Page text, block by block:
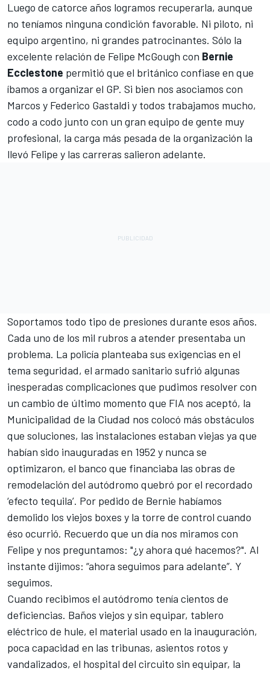
Luego de catorce años logramos recuperarla, aunque
no teníamos ninguna condición favorable. Ni piloto, ni
equipo argentino, ni grandes patrocinantes. Sólo la
excelente relación de Felipe McGough con Bernie
Ecclestone permitió que el británico confiase en que
íbamos a organizar el GP. Si bien nos asociamos con
Marcos y Federico Gastaldi y todos trabajamos mucho,
codo a codo junto con un gran equipo de gente muy
profesional, la carga más pesada de la organización la
llevó Felipe y las carreras salieron adelante.
Soportamos todo tipo de presiones durante esos años.
Cada uno de los mil rubros a atender presentaba un
problema. La policía planteaba sus exigencias en el
tema seguridad, el armado sanitario sufrió algunas
inesperadas complicaciones que pudimos resolver con
un cambio de último momento que FIA nos aceptó, la
Municipalidad de la Ciudad nos colocó más obstáculos
que soluciones, las instalaciones estaban viejas ya que
habían sido inauguradas en 1952 y nunca se
optimizaron, el banco que financiaba las obras de
remodelación del autódromo quebró por el recordado
‘efecto tequila’. Por pedido de Bernie habíamos
demolido los viejos boxes y la torre de control cuando
éso ocurrió. Recuerdo que un día nos miramos con
Felipe y nos preguntamos: "¿y ahora qué hacemos?". Al
instante dijimos: “ahora seguimos para adelante”. Y
seguimos.
Cuando recibimos el autódromo tenía cientos de
deficiencias. Baños viejos y sin equipar, tablero
eléctrico de hule, el material usado en la inauguración,
poca capacidad en las tribunas, asientos rotos y
vandalizados, el hospital del circuito sin equipar, la